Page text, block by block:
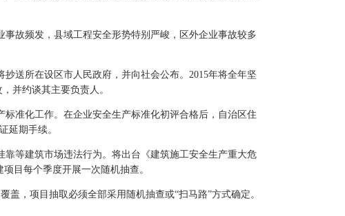
故频发，县域工程安全形势特别严峻，区外企业事故较多
送所在设区市人民政府，并向社会公布。2015年将全年坚
并约谈其主要负责人。
准化工作。在企业安全生产标准化初评合格后，自治区住
延期手续。
等建筑市场违法行为。将出台《建筑施工安全生产重大危
目每个季度开展一次随机抽查。
，项目抽取必须全部采用随机抽查或“扫马路”方式确定。